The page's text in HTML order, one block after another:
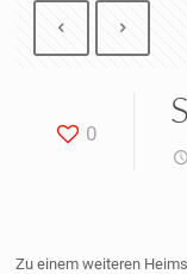
0
Zu einem weiteren